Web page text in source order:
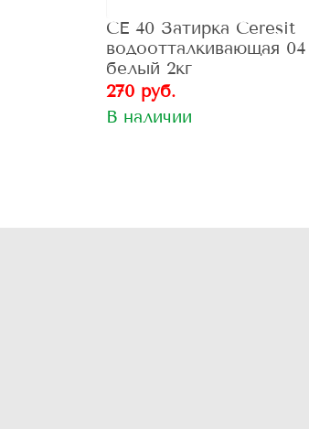
CE 40 Затирка Ceresit
водоотталкивающая 04
белый 2кг
270 руб.
В наличии